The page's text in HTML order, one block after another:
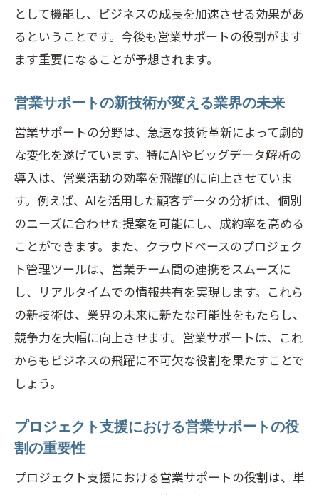
役割
現場で役立つ営業サポート革新のプロジェク
ト支援法を解説
プロジェクト支援における営業サポート
の革新技術
営業サポートの現場導入で成功する秘訣
営業サポートを通じて現場の生産性を向
上させる方法
現場での営業サポートの効果を最大化す
るためのヒント
営業サポートの革新がもたらす現場の変
化
営業サポートで未来を切り拓く最新技術と実
践方法
営業サポートを活用した次世代ビジネス
モデルの構築
最新技術で変わる営業サポートの実践例
として機能し、ビジネスの成長を加速させる効果があ
るということです。今後も営業サポートの役割がます
ます重要になることが予想されます。
営業サポートの新技術が変える業界の未来
営業サポートの分野は、急速な技術革新によって劇的
な変化を遂げています。特にAIやビッグデータ解析の
導入は、営業活動の効率を飛躍的に向上させていま
す。例えば、AIを活用した顧客データの分析は、個別
のニーズに合わせた提案を可能にし、成約率を高める
ことができます。また、クラウドベースのプロジェク
ト管理ツールは、営業チーム間の連携をスムーズに
し、リアルタイムでの情報共有を実現します。これら
の新技術は、業界の未来に新たな可能性をもたらし、
競争力を大幅に向上させます。営業サポートは、これ
からもビジネスの飛躍に不可欠な役割を果たすことで
しょう。
プロジェクト支援における営業サポートの役
割の重要性
プロジェクト支援における営業サポートの役割は、単